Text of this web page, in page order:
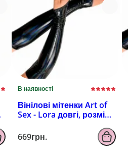
В наявності
Вінілові мітенки Art of
Sex - Lora довгі, розмір
ефектом голограми
669грн.